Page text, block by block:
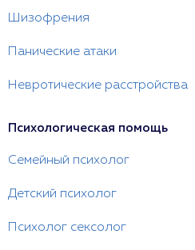
Шизофрения
Панические атаки
Невротические расстройства
Психологическая помощь
Семейный психолог
Детский психолог
Психолог сексолог